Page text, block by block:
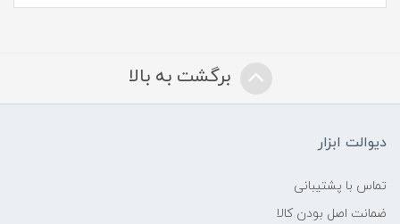
برگشت به بالا
دیوالت ابزار
تماس با پشتیبانی
ضمانت اصل بودن کالا